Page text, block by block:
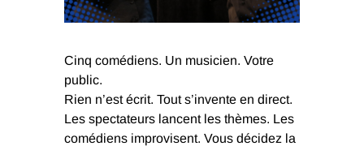
Cinq comédiens. Un musicien. Votre
public.
Rien n’est écrit. Tout s’invente en direct.
Les spectateurs lancent les thèmes. Les
comédiens improvisent. Vous décidez la